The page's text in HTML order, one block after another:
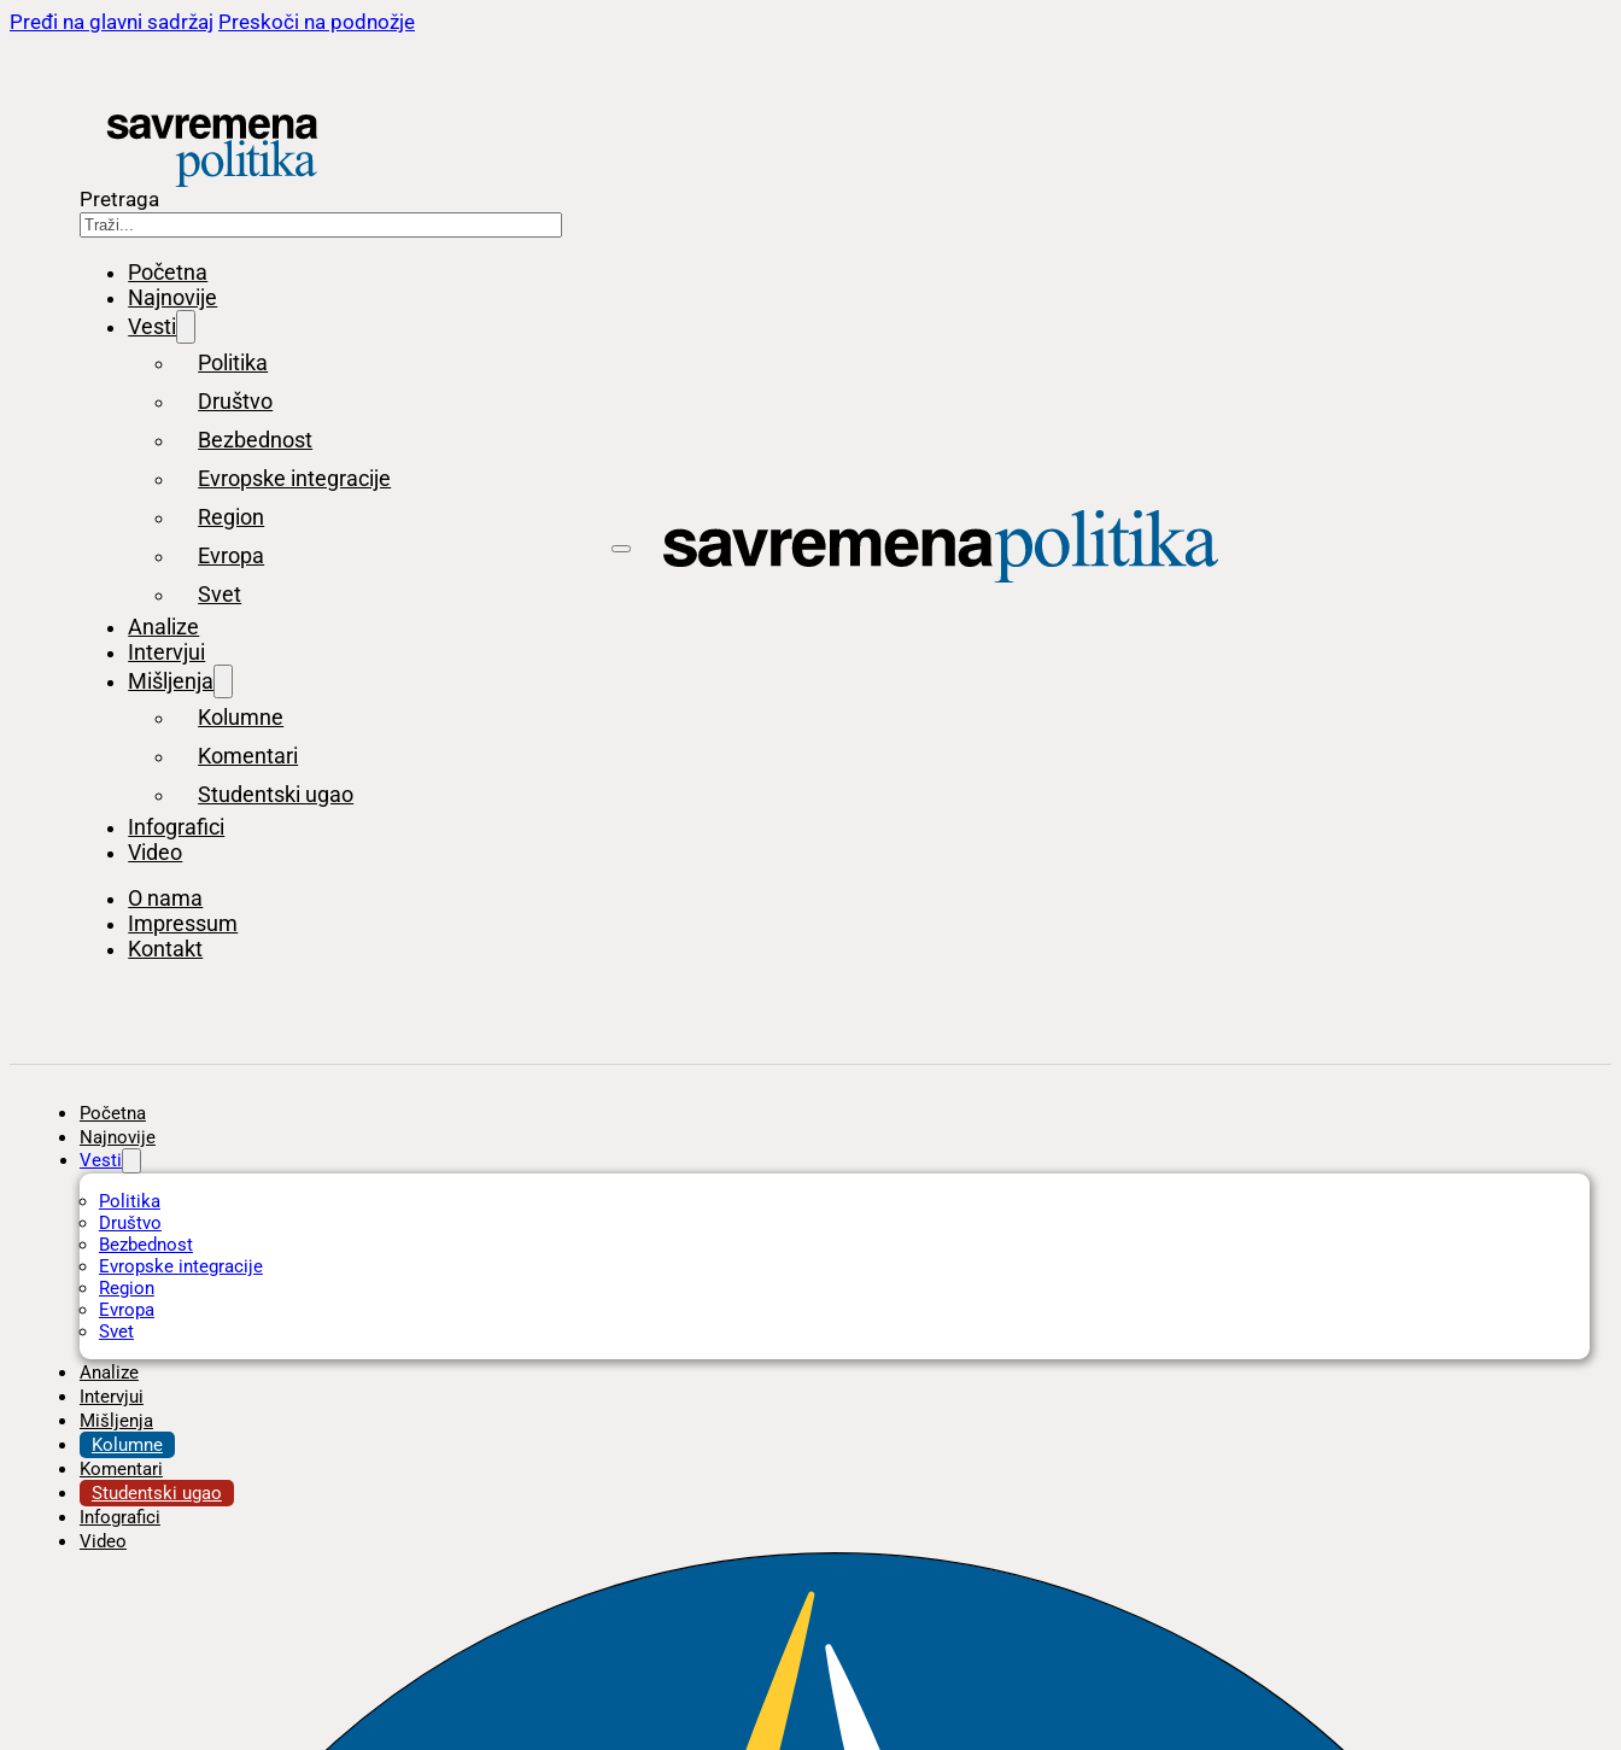
Pređi na glavni sadržaj Preskoči na podnožje
Pretraga
Početna
Najnovije
Vesti
Politika
Društvo
Bezbednost
Evropske integracije
Region
Evropa
Svet
Analize
Intervjui
Mišljenja
Kolumne
Komentari
Studentski ugao
Infografici
Video
O nama
Impressum
Kontakt
Početna
Najnovije
Vesti
Politika
Društvo
Bezbednost
Evropske integracije
Region
Evropa
Svet
Analize
Intervjui
Mišljenja
Kolumne
Komentari
Studentski ugao
Infografici
Video